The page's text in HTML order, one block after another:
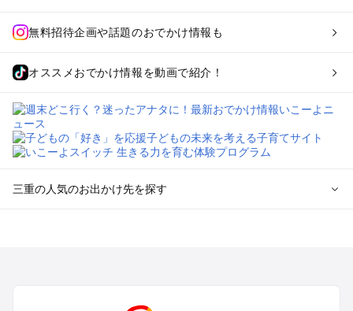
無料招待企画や話題のおでかけ情報も
オススメおでかけ情報を動画で紹介！
三重の人気のお出かけ先を探す